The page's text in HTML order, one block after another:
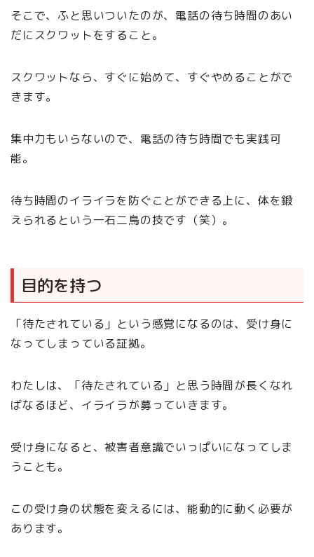
そこで、ふと思いついたのが、電話の待ち時間のあい
だにスクワットをすること。
スクワットなら、すぐに始めて、すぐやめることがで
きます。
集中力もいらないので、電話の待ち時間でも実践可
能。
待ち時間のイライラを防ぐことができる上に、体を鍛
えられるという一石二鳥の技です（笑）。
目的を持つ
「待たされている」という感覚になるのは、受け身に
なってしまっている証拠。
わたしは、「待たされている」と思う時間が長くなれ
ばなるほど、イライラが募っていきます。
受け身になると、被害者意識でいっぱいになってしま
うことも。
この受け身の状態を変えるには、能動的に動く必要が
あります。